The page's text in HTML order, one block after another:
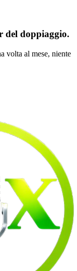
del doppiaggio.
volta al mese, niente